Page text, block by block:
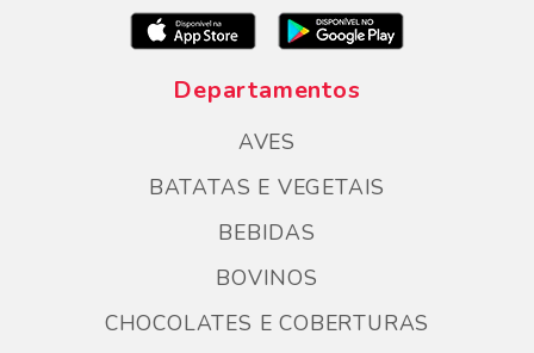
Departamentos
AVES
BATATAS E VEGETAIS
BEBIDAS
BOVINOS
CHOCOLATES E COBERTURAS